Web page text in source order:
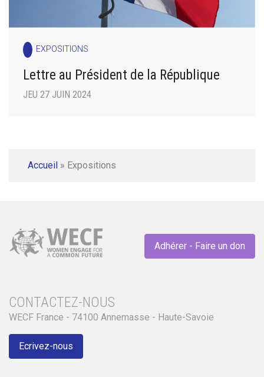
EXPOSITIONS
Lettre au Président de la République
JEU 27 JUIN 2024
Accueil » Expositions
Adhérer - Faire un don
CONTACTEZ-NOUS
WECF France - 74100 Annemasse - Haute-Savoie
Ecrivez-nous